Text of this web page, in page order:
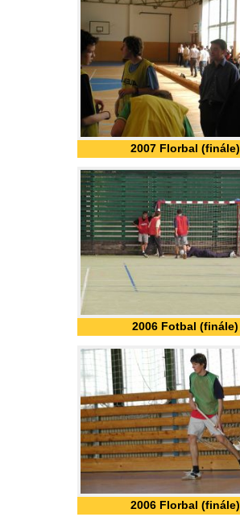
2007 Florbal (finále)
2006 Fotbal (finále)
2006 Florbal (finále)